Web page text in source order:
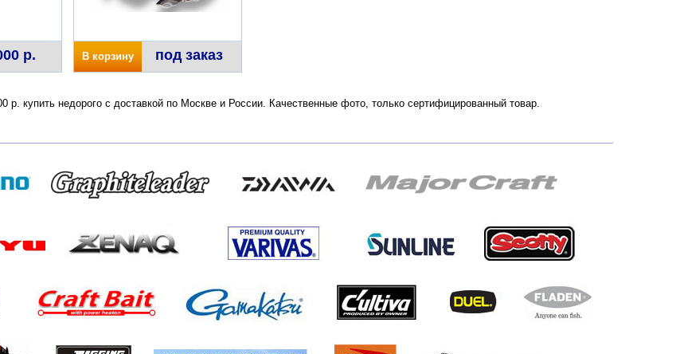
р. В корзину под заказ
р. купить недорого с доставкой по Москве и России. Качественные фото, только сертифицированный товар.